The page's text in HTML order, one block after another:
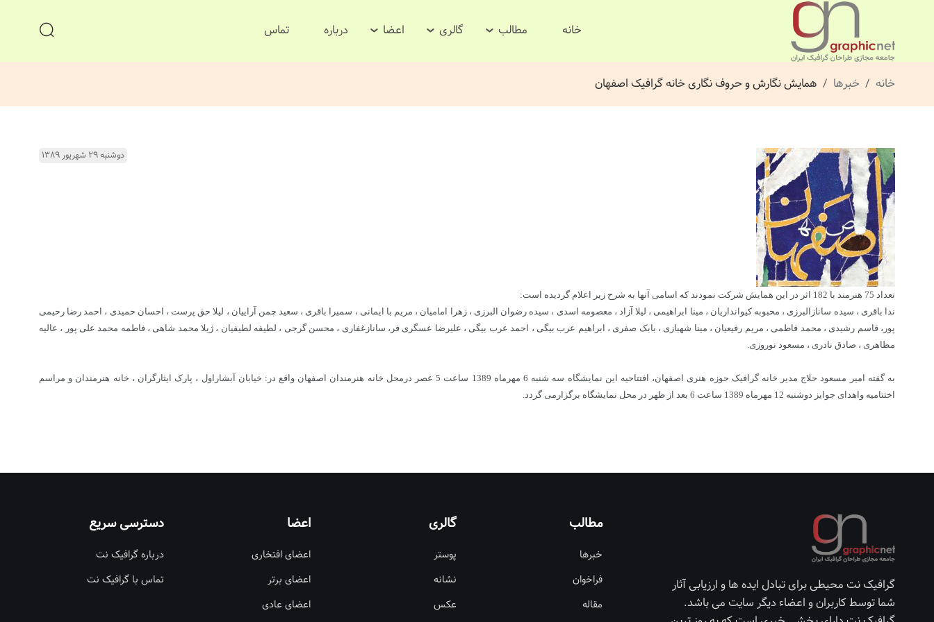
خانه مطالب گالری اعضا درباره تماس
خانه خبرها همایش نگارش و حروف نگاری خانه گرافیک اصفهان
دوشنبه ۲۹ شهریور ۱۳۸۹
تعداد 75 هنرمند با 182 اثر در این همایش شرکت نمودند که اسامی آنها به شرح زیر اعلام گردیده است:
ندا باقری ، سیده سانازالبرزی ، محبوبه کیوانداریان ، مینا ابراهیمی ، لیلا آزاد ، معصومه اسدی ، سیده رضوان البرزی ، زهرا امامیان ، مریم با ایمانی ، سمیرا باقری ، سعید چمن آراییان ، لیلا حق پرست ، احسان حمیدی ، احمد رضا رحیمی
پور، قاسم رشیدی ، محمد فاطمی ، مریم رفیعیان ، مینا شهبازی ، بابک صفری ، ابراهیم عرب بیگی ، احمد عرب بیگی ، علیرضا عسگری فر، سانازغفاری ، محسن گرجی ، لطیفه لطیفیان ، ژیلا محمد شاهی ، فاطمه محمد علی پور ، عالیه
مظاهری ، صادق نادری ، مسعود نوروزی.
به گفته امیر مسعود حلاج مدیر خانه گرافیک حوزه هنری اصفهان، افتتاحیه این نمایشگاه سه شنبه 6 مهرماه 1389 ساعت 5 عصر درمحل خانه هنرمندان اصفهان واقع در: خیابان آبشاراول ، پارک ایثارگران ، خانه هنرمندان و مراسم
اختتامیه واهدای جوایز دوشنبه 12 مهرماه 1389 ساعت 6 بعد از ظهر در محل نمایشگاه برگزارمی گردد.
گرافیک نت محیطی برای تبادل ایده ها و ارزیابی آثار
شما توسط کاربران و اعضاء دیگر سایت می باشد.
مطالب
خبرها
فراخوان
مقاله
گالری
پوستر
نشانه
عکس
اعضا
اعضای افتخاری
اعضای برتر
اعضای عادی
دسترسی سریع
درباره گرافیک نت
تماس با گرافیک نت